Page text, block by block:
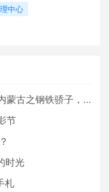
中心
之钢铁骄子，魅力包头
节
时光
札